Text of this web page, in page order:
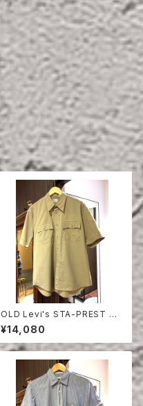
OLD Levi's STA-PREST HA
LF SLEEVE SHIRT
¥14,080